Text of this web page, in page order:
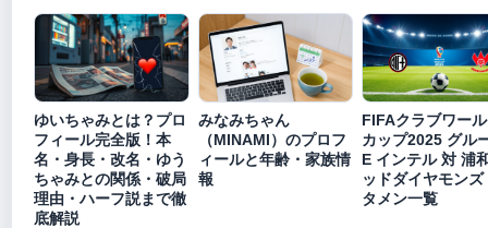
ゆいちゃみとは？プロ
フィール完全版！本
名・身長・改名・ゆう
ちゃみとの関係・破局
理由・ハーフ説まで徹
底解説
みなみちゃん
（MINAMI）のプロフ
ィールと年齢・家族情
報
FIFAクラブワー
カップ2025 グル
E インテル 対 浦
ッドダイヤモンズ
タメン一覧